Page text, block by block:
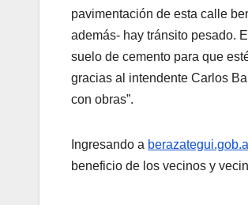
pavimentación de esta calle
además- hay tránsito pesado.
suelo de cemento para que
gracias al intendente Carlos
con obras”.
Ingresando a
beneficio de los vecinos y